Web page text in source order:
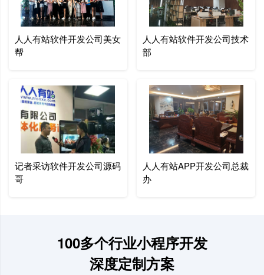
人人有站软件开发公司美女
帮
人人有站软件开发公司技术
部
记者采访软件开发公司源码
哥
人人有站APP开发公司总裁
办
100多个行业小程序开发
深度定制方案